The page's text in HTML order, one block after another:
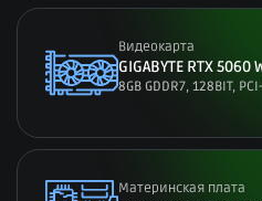
Видеокарта
GIGABYTE RTX 5060
8GB GDDR7, 128BIT,
Материнская плата